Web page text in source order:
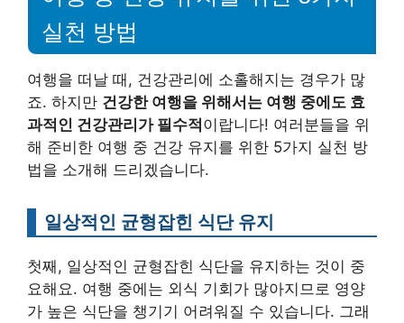
실천 방법
여행을 떠날 때, 건강관리에 소홀해지는 경우가 많
죠. 하지만 건강한 여행을 위해서는 여행 중에도 효
과적인 건강관리가 필수적이랍니다! 여러분들을 위
해 준비한 여행 중 건강 유지를 위한 5가지 실천 방
법을 소개해 드리겠습니다.
일상적인 균형잡힌 식단 유지
첫째, 일상적인 균형잡힌 식단을 유지하는 것이 중
요해요. 여행 중에는 외식 기회가 많아지므로 영양
가 높은 식단을 챙기기 어려워질 수 있습니다. 그래